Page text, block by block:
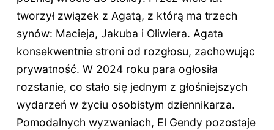
tworzył związek z Agatą, z którą ma trzech
synów: Macieja, Jakuba i Oliwiera. Agata
konsekwentnie stroni od rozgłosu, zachowując
prywatność. W 2024 roku para ogłosiła
rozstanie, co stało się jednym z głośniejszych
wydarzeń w życiu osobistym dziennikarza.
Pomodalnych wyzwaniach, El Gendy pozostaje